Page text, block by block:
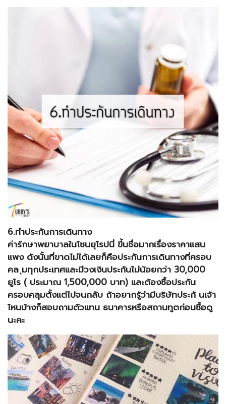
6.ทำประกันการเดินทาง
ค่ารักษาพยาบาลในโซนยุโรปนี่ ขึ้นชื่อมากเรื่องราคาแสน
แพง ดังนั้นที่ขาดไม่ได้เลยก็คือประกันการเดินทางที่ครอบ
คล ุมทุกประเทศและมีวงเงินประกันไม่น้อยกว่า 30,000
ยูโร ( ประมาณ 1,500,000 บาท) และต้องซื้อประกัน
ครอบคลุมตั้งแต่ไปจนกลับ ถ้าอยากรู้ว่ามีบริษัทประกั นเจ้า
ไหนบ้างก็สอบถามตัวแทน ธนาคารหรือสถานทูตก่อนซื้อดู
นะคะ